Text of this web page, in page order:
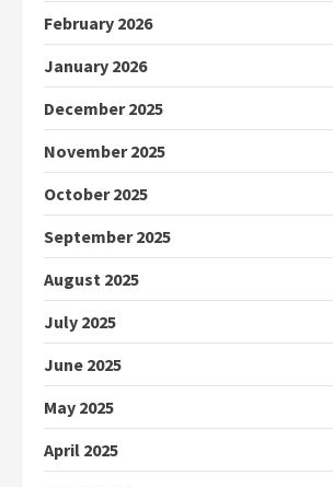
February 2026
January 2026
December 2025
November 2025
October 2025
September 2025
August 2025
July 2025
June 2025
May 2025
April 2025